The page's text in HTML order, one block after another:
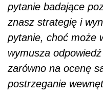
pytanie badające
znasz strategię i
pytanie, choć może
wymusza
zarówno na ocenę
postrzeganie